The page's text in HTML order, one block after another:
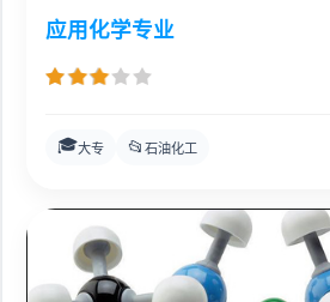
应用化学专业
🎓大专 📂 石油化工